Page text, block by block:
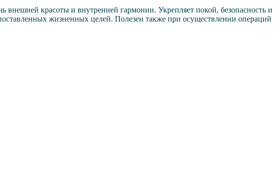
красоты и внутренней гармонии. Укрепляет покой, безопасность и
жизненных целей. Полезен также при осуществлении операций